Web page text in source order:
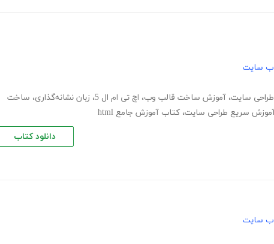
سایت
طراحی سایت، آموزش ساخت قالب وب، اچ تی ام ال 5 ، زبان نشانه‌گذاری، ساخت
سریع طراحی سایت، کتاب آموزش جامع html
دانلود کتاب
سایت